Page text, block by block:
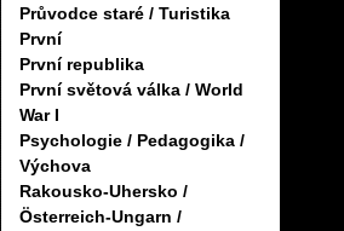
Průvodce staré / Turistika
První
První republika
První světová válka / World
War I
Psychologie / Pedagogika /
Výchova
Rakousko-Uhersko /
Österreich-Ungarn /